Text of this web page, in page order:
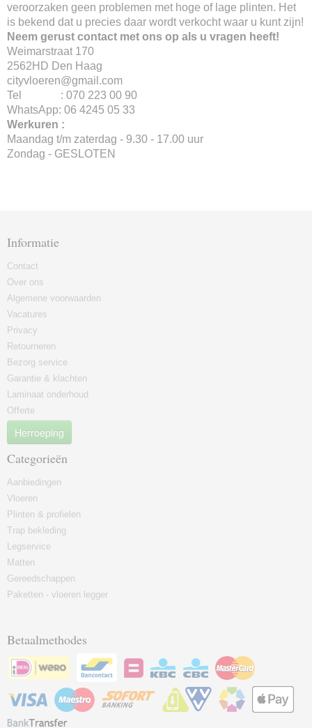
veroorzaken geen problemen met hoge of lage plinten. Het
is bekend dat u precies daar wordt verkocht waar u kunt zijn!
Neem gerust contact met ons op als u vragen heeft!
Weimarstraat 170
2562HD Den Haag
cityvloeren@gmail.com
Tel : 070 223 00 90
WhatsApp: 06 4245 05 33
Werkuren :
Maandag t/m zaterdag - 9.30 - 17.00 uur
Zondag - GESLOTEN
Informatie
Contact
Over ons
Algemene voorwaarden
Vacatures
Privacy
Retourneren
Bezorg service
Garantie & klachten
Laminaat onderhoud
Offerte
Herroeping
Categorieën
Aanbiedingen
Vloeren
Plinten & profielen
Trap bekleding
Legservice
Matten
Gereedschappen
Paketten - vloeren legger
Betaalmethodes